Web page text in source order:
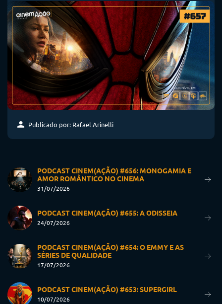
Publicado por: Rafael Arinelli
PODCAST CINEM(AÇÃO) #656: MONOGAMIA E
AMOR ROMÂNTICO NO CINEMA
31/07/2026
PODCAST CINEM(AÇÃO) #655: A ODISSEIA
24/07/2026
PODCAST CINEM(AÇÃO) #654: O EMMY E AS
SÉRIES DE QUALIDADE
17/07/2026
PODCAST CINEM(AÇÃO) #653: SUPERGIRL
10/07/2026